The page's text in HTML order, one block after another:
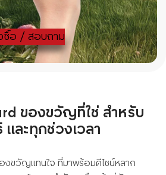
ซื้อ / สอบถาม
ของขวัญที่ใช่ สำหรับ
ละทุกช่วงเวลา
ขวัญแทนใจ ที่มาพร้อมดีไซน์หลาก